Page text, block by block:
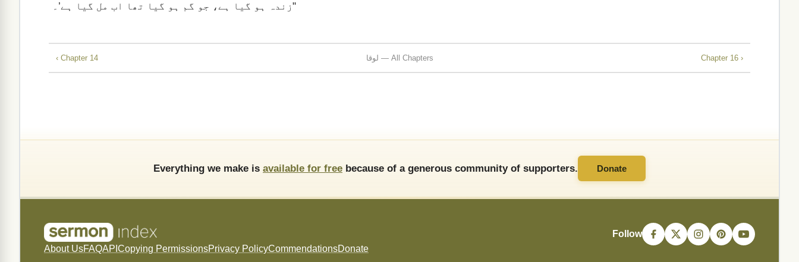
زندہ ہو گیا ہے، جو گم ہو گیا تھا اب مل گیا ہے’۔"
‹ Chapter 14 لوقا — All Chapters Chapter 16 ›
Everything we make is available for free because of a generous community of supporters. Donate
About UsFAQAPI Copying PermissionsPrivacy PolicyCommendationsDonate
Follow